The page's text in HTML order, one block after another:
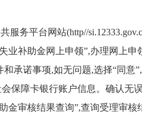
服务平台网站(http//
业补助金网上申领”,办理网上申
承诺事项,如无问题,选择“同意
保障卡银行账户信息。确认无
金审核结果查询”,查询受理审核